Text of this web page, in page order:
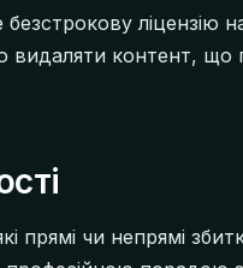
ліцензію
контент, що
прямі чи непрямі